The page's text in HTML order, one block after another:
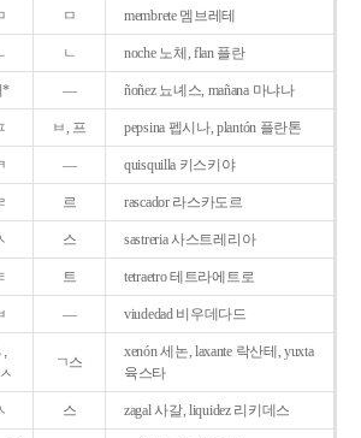
ㅁ membrete 멤브레테
ㄴ noche 노체, flan 플란
* ― ñoñez 뇨녜스, mañana 마냐나
ㅂ, 프 pepsina 펩시나, plantón 플란톤
― quisquilla 키스키야
르 rascador 라스카도르
스 sastreria 사스트레리아
트 tetraetro 테트라에트로
― viudedad 비우데다드
,
ㄱ스
xenón 세논, laxante 락산테, yuxta
육스타
스 zagal 사갈, liquidez 리키데스